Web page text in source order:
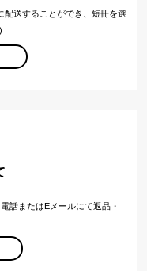
配送することができ、短冊を選
話またはEメールにて返品・